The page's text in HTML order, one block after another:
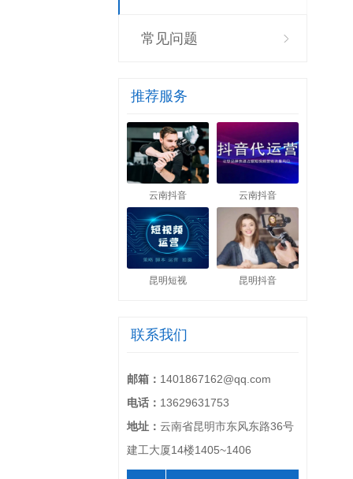
常见问题
推荐服务
云南抖音 云南抖音
昆明短视 昆明抖音
联系我们
邮箱： 1401867162@qq.com
电话： 13629631753
地址： 云南省昆明市东风东路36号
建工大厦14楼1405~1406